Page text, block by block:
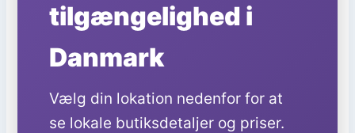
tilgængelighed i
Danmark
Vælg din lokation nedenfor for at
se lokale butiksdetaljer og priser.